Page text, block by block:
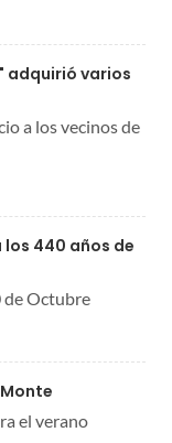
adquirió varios
a los vecinos de
440 años de
de Octubre
el verano